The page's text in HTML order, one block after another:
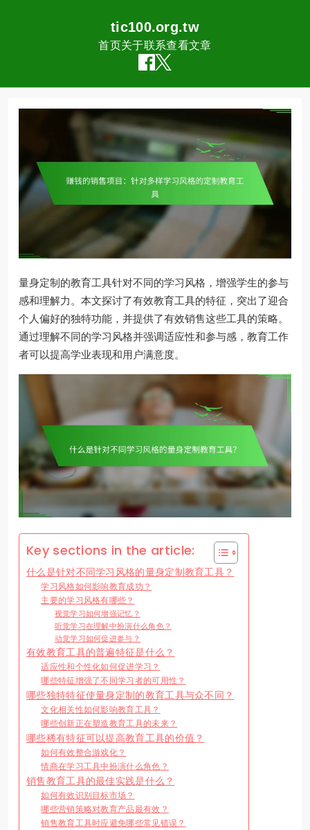
tic100.org.tw
首页关于联系查看文章
量身定制的教育工具针对不同的学习风格，增强学生的参与
感和理解力。本文探讨了有效教育工具的特征，突出了迎合
个人偏好的独特功能，并提供了有效销售这些工具的策略。
通过理解不同的学习风格并强调适应性和参与感，教育工作
者可以提高学业表现和用户满意度。
Key sections in the article:
什么是针对不同学习风格的量身定制教育工具？
学习风格如何影响教育成功？
主要的学习风格有哪些？
视觉学习如何增强记忆？
听觉学习在理解中扮演什么角色？
动觉学习如何促进参与？
有效教育工具的普遍特征是什么？
适应性和个性化如何促进学习？
哪些特征增强了不同学习者的可用性？
哪些独特特征使量身定制的教育工具与众不同？
文化相关性如何影响教育工具？
哪些创新正在塑造教育工具的未来？
哪些稀有特征可以提高教育工具的价值？
如何有效整合游戏化？
情商在学习工具中扮演什么角色？
销售教育工具的最佳实践是什么？
如何有效识别目标市场？
哪些营销策略对教育产品最有效？
销售教育工具时应避免哪些常见错误？